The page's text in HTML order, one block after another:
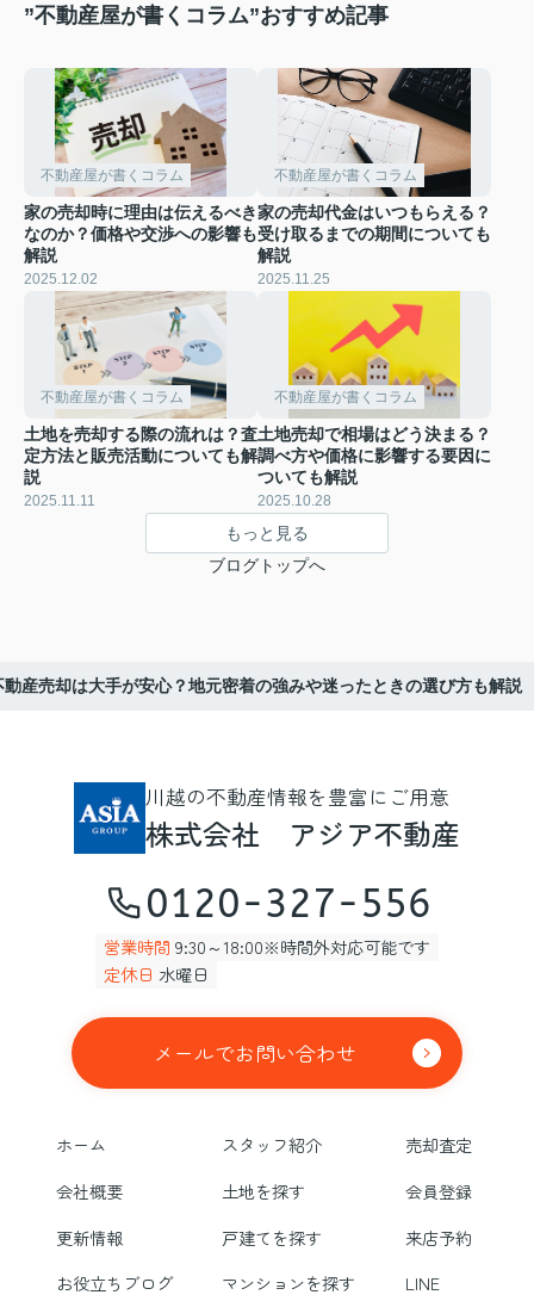
”不動産屋が書くコラム”おすすめ記事
不動産屋が書くコラム
家の売却時に理由は伝えるべき
なのか？価格や交渉への影響も
解説
2025.12.02
不動産屋が書くコラム
家の売却代金はいつもらえる？
受け取るまでの期間についても
解説
2025.11.25
不動産屋が書くコラム
土地を売却する際の流れは？査
定方法と販売活動についても解
説
2025.11.11
不動産屋が書くコラム
土地売却で相場はどう決まる？
調べ方や価格に影響する要因に
ついても解説
2025.10.28
もっと見る
ブログトップへ
動産売却は大手が安心？地元密着の強みや迷ったときの選び方も解説
川越の不動産情報を豊富にご用意
株式会社 アジア不動産
0120-327-556
営業時間 9:30～18:00※時間外対応可能です
定休日 水曜日
メールでお問い合わせ
ホーム スタッフ紹介
売却査定
会社概要
土地を探す
会員登録
更新情報
戸建てを探す
来店予約
お役立ちブログ
マンションを探す LINE